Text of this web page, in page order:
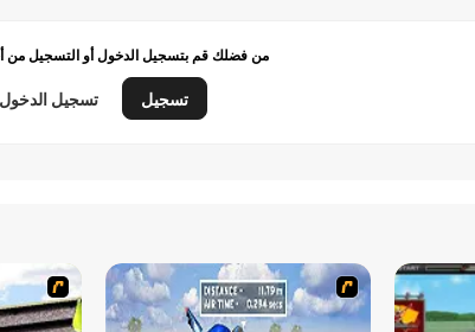
من فضلك قم بتسجيل الدخول أو التسجيل من
تسجيل تسجيل الدخول